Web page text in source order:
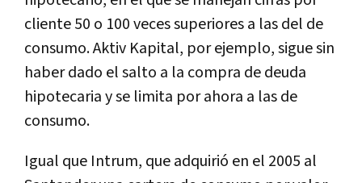
cliente 50 o 100 veces superiores a las del de
consumo. Aktiv Kapital, por ejemplo, sigue sin
haber dado el salto a la compra de deuda
hipotecaria y se limita por ahora a las de
consumo.
Igual que Intrum, que adquirió en el 2005 al